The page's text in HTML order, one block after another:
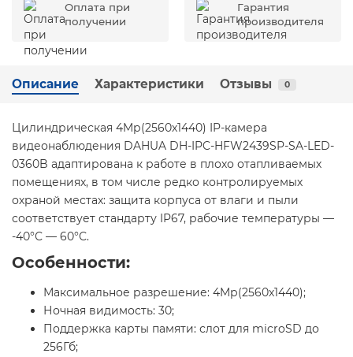
Оплата при
получении
Гарантия
производителя
Описание Характеристики Отзывы 0
Цилиндрическая 4Mр(2560х1440) IP-камера
видеонаблюдения DAHUA DH-IPC-HFW2439SP-SA-LED-
0360B адаптирована к работе в плохо отапливаемых
помещениях, в том числе редко контролируемых
охраной местах: защита корпуса от влаги и пыли
соответствует стандарту IP67, рабочие температуры —
-40°С — 60°С.
Особенности:
Максимальное разрешение: 4Mр(2560х1440);
Ночная видимость: 30;
Поддержка карты памяти: слот для microSD до
256Гб;